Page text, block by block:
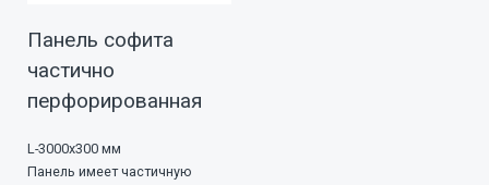
Панель софита
частично
перфорированная
L-3000х300 мм
Панель имеет частичную